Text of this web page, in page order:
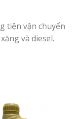
tiện vận chuyển
và diesel.